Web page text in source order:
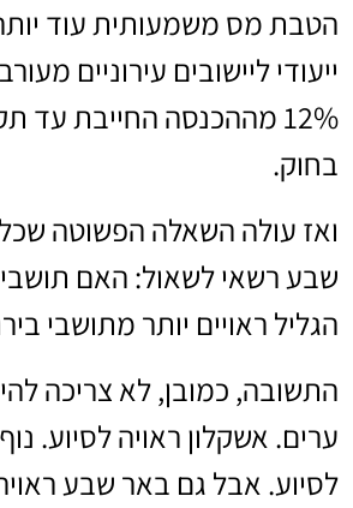
הטבת מס משמעותית עוד
ייעודי ליישובים עירוניים
12% מההכנסה החייבת
בחוק.
ואז עולה השאלה הפשוטה
שבע רשאי לשאול: האם תושבי
הגליל ראויים יותר מתושבי
התשובה, כמובן, לא צריכה
ערים. אשקלון ראויה לסיוע.
לסיוע. אבל גם באר שבע